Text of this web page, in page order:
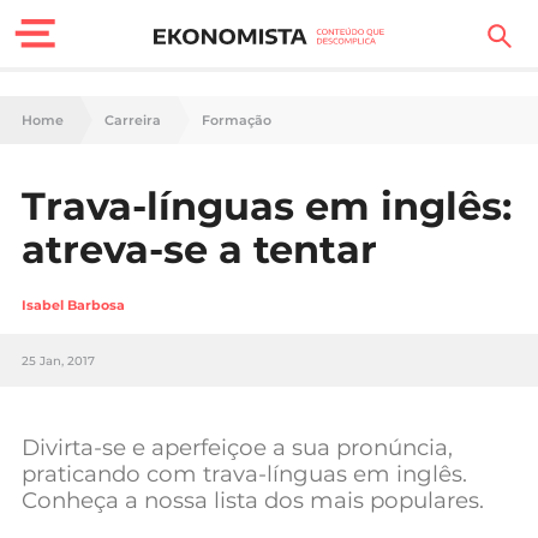
Finanças Pessoais
Carreira
Tecnologia
Negócios
Home Carreira Formação
Trava-línguas em inglês:
atreva-se a tentar
Isabel Barbosa
25 Jan, 2017
Divirta-se e aperfeiçoe a sua pronúncia,
praticando com trava-línguas em inglês.
Conheça a nossa lista dos mais populares.